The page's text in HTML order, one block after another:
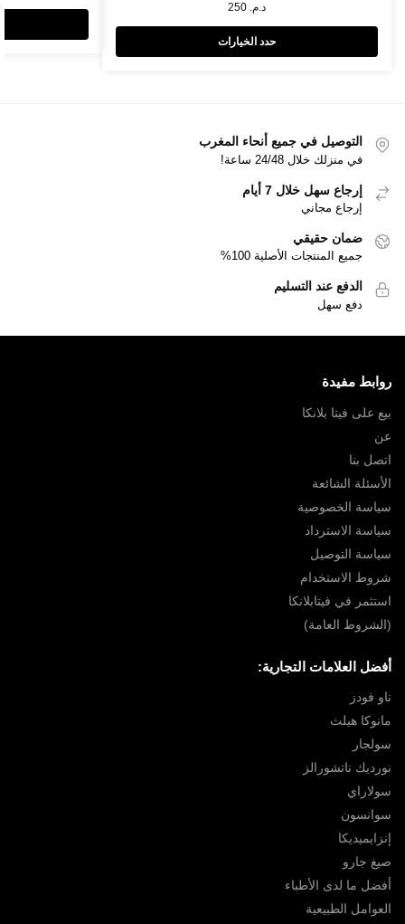
د.م.
حدد الخيارات
التوصيل في جميع أنحاء المغرب
في منزلك خلال 24/48 ساعة!
إرجاع سهل خلال 7 أيام
إرجاع مجاني
ضمان حقيقي
جميع المنتجات الأصلية 100%
الدفع عند التسليم
دفع سهل
روابط مفيدة
بيع على فيتا بلانكا
عن
اتصل بنا
الأسئلة الشائعة
سياسة الخصوصية
سياسة الاسترداد
سياسة التوصيل
شروط الاستخدام
استثمر في فيتابلانكا
(الشروط العامة)
أفضل العلامات التجارية:
ناو فودز
مانوكا هيلث
سولجار
نورديك ناتشورالز
سولاراي
سوانسون
إنزايميديكا
صيغ جارو
أفضل ما لدى الأطباء
العوامل الطبيعية